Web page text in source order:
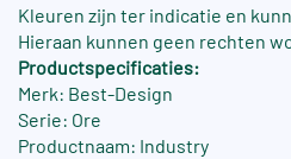
Kleuren zijn ter indicatie en
Hieraan kunnen geen rechten
Productspecificaties:
Merk: Best-Design
Serie: Ore
Productnaam: Industry